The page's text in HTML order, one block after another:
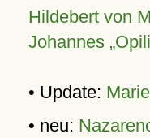
Hildebert von
Johannes
• Update:
• neu: